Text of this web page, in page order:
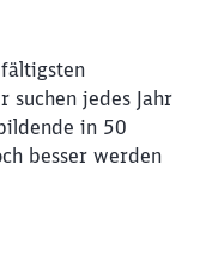
suchen jedes Jahr
in 50
besser werden